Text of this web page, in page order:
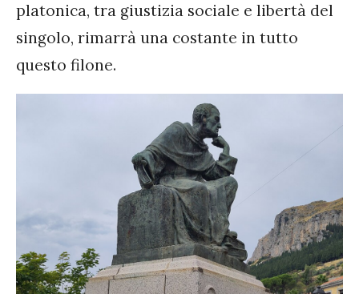
platonica, tra giustizia sociale e libertà del
singolo, rimarrà una costante in tutto
questo filone.